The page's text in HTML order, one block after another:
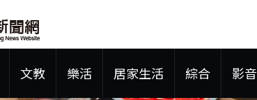
文教 樂活 居家生活 綜合 影音